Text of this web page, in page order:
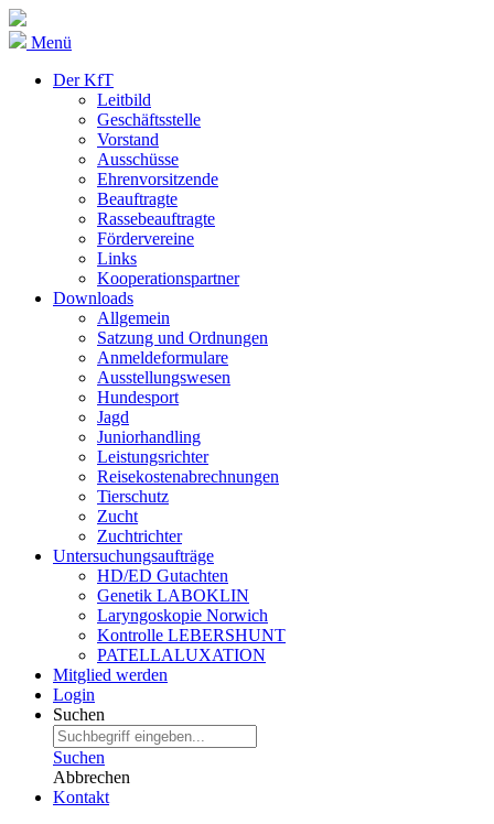
Menü
Der KfT
Leitbild
Geschäftsstelle
Vorstand
Ausschüsse
Ehrenvorsitzende
Beauftragte
Rassebeauftragte
Fördervereine
Links
Kooperationspartner
Downloads
Allgemein
Satzung und Ordnungen
Anmeldeformulare
Ausstellungswesen
Hundesport
Jagd
Juniorhandling
Leistungsrichter
Reisekostenabrechnungen
Tierschutz
Zucht
Zuchtrichter
Untersuchungsaufträge
HD/ED Gutachten
Genetik LABOKLIN
Laryngoskopie Norwich
Kontrolle LEBERSHUNT
PATELLALUXATION
Mitglied werden
Login
Suchen
Suchen
Abbrechen
Kontakt